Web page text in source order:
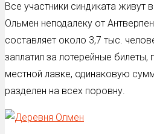
Все участники синдиката живут
Ольмен неподалеку от
составляет около 3,7 тыс.
заплатил за лотерейные билеты,
местной лавке, одинаковую
разделен на всех поровну.